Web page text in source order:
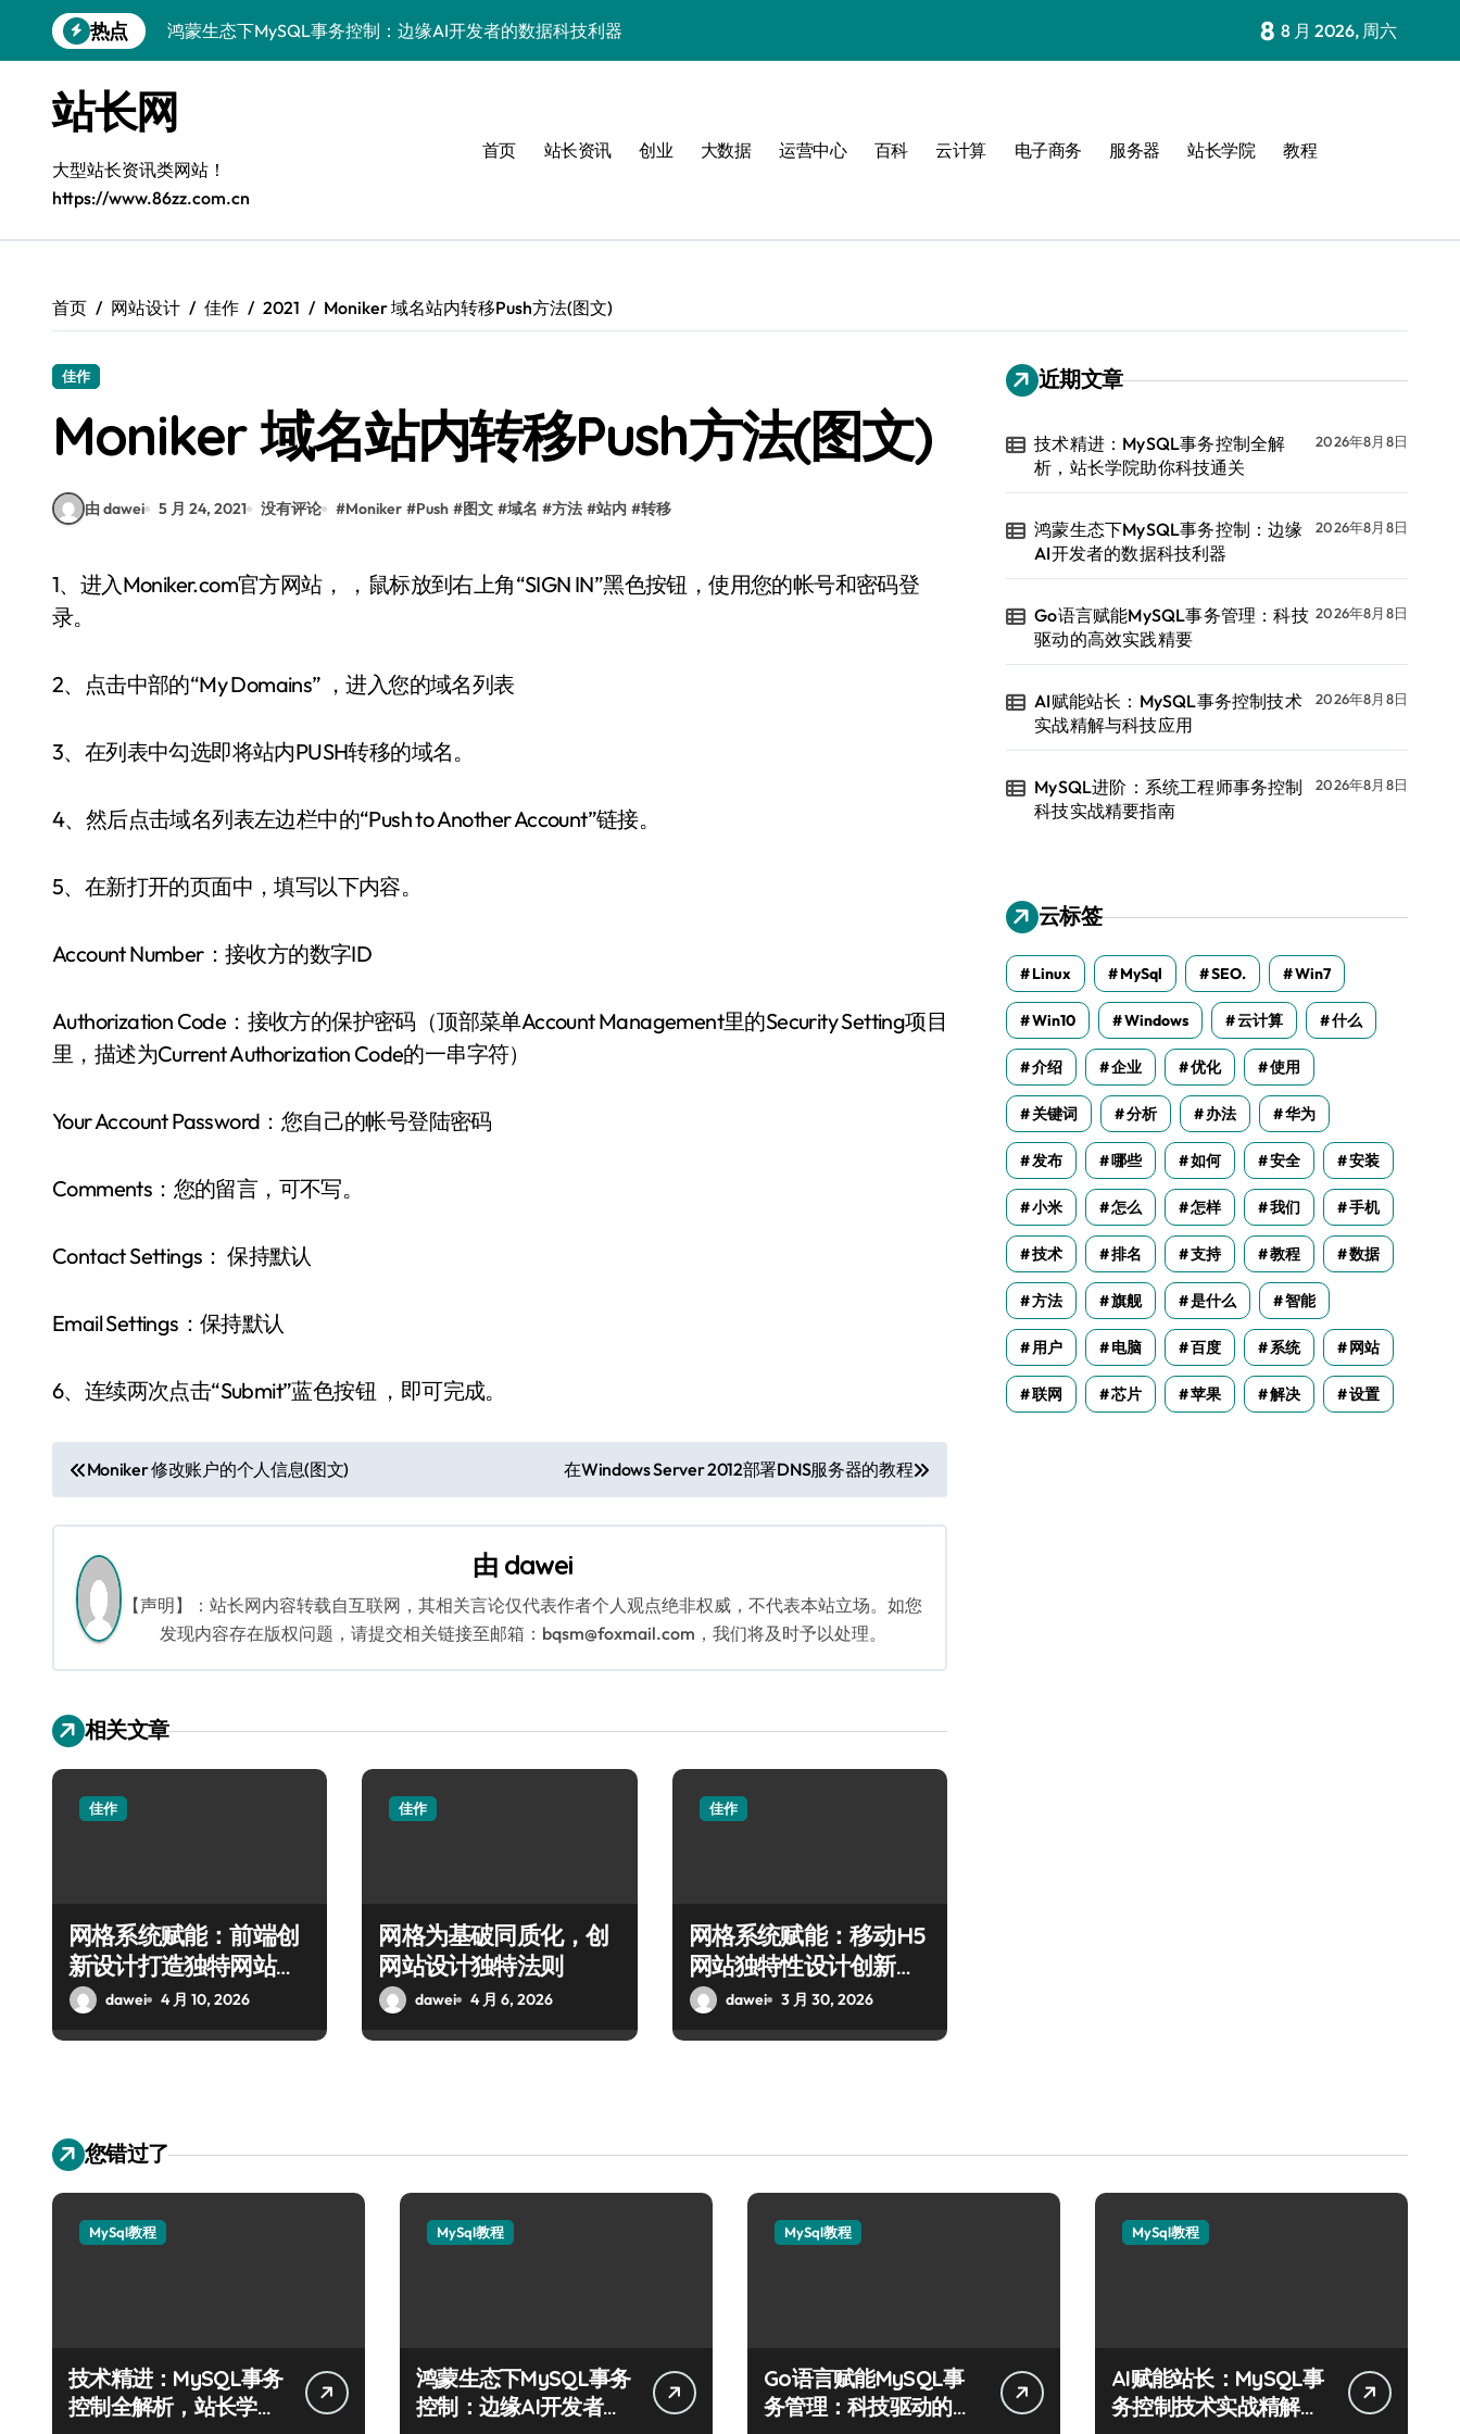
到
热点
鸿蒙生态下MySQL事务控制：边缘AI开发者的数据科技利器
AI赋能站长：MySQL事务控制技术实战精解与科技应用
MySQL进阶：系统工程师事务控制科技实战精要指南
VR开发进阶：MySQL事务控制精析与科技实战赋能方案
MySQL事务处理：科技赋能下的高效控制策略深度解析
站长学院：MySQL事务实战揭秘，解锁科技运维新技能！
技术精进：MySQL事务控制全解析，站长学院助你科技通关
8 8 月 2026, 周六
站长网
大型站长资讯类网站！
https://www.86zz.com.cn
首页 站长资讯 创业 大数据 运营中心 百科 云计算 电子商务 服务器 站长学院 教程
首页 网站设计 佳作 2021 Moniker 域名站内转移Push方法(图文)
佳作
Moniker 域名站内转移Push方法(图文)
由 dawei 5 月 24, 2021 没有评论 #Moniker #Push #图文 #域名 #方法 #站内 #转移
1、进入Moniker.com官方网站， ，鼠标放到右上角“SIGN IN”黑色按钮，使用您的帐号和密码登
录。
2、点击中部的“My Domains” ，进入您的域名列表
3、在列表中勾选即将站内PUSH转移的域名。
4、然后点击域名列表左边栏中的“Push to Another Account”链接。
5、在新打开的页面中，填写以下内容。
Account Number：接收方的数字ID
Authorization Code：接收方的保护密码（顶部菜单Account Management里的Security Setting项目
里，描述为Current Authorization Code的一串字符）
Your Account Password：您自己的帐号登陆密码
Comments：您的留言，可不写。
Contact Settings： 保持默认
Email Settings：保持默认
6、连续两次点击“Submit”蓝色按钮 ，即可完成。
文
章
导
航
Moniker 修改账户的个人信息(图文) 在Windows Server 2012部署DNS服务器的教程
由 dawei
【声明】：站长网内容转载自互联网，其相关言论仅代表作者个人观点绝非权威，不代表本站立场。如您
发现内容存在版权问题，请提交相关链接至邮箱：bqsm@foxmail.com，我们将及时予以处理。
相关文章
佳作
网格系统赋能：前端创
新设计打造独特网站新
实践dawei 4 月 10, 2026
佳作
网格为基破同质化，创
网站设计独特法则
dawei 4 月 6, 2026
佳作
网格系统赋能：移动H5
网站独特性设计创新策
略
dawei 3 月 30, 2026
近期文章
技术精进：MySQL事务控制全解
析，站长学院助你科技通关
2026年8月8日
鸿蒙生态下MySQL事务控制：边缘
AI开发者的数据科技利器
2026年8月8日
Go语言赋能MySQL事务管理：科技
驱动的高效实践精要
2026年8月8日
AI赋能站长：MySQL事务控制技术
实战精解与科技应用
2026年8月8日
MySQL进阶：系统工程师事务控制
科技实战精要指南
2026年8月8日
云标签
Linux MySql SEO. Win7
Win10 Windows 云计算 什么
介绍 企业 优化 使用
关键词 分析 办法 华为
发布 哪些 如何 安全 安装
小米 怎么 怎样 我们 手机
技术 排名 支持 教程 数据
方法 旗舰 是什么 智能
用户 电脑 百度 系统 网站
联网 芯片 苹果 解决 设置
您错过了
MySql教程
技术精进：MySQL事务
控制全解析，站长学院
MySql教程
鸿蒙生态下MySQL事务
控制：边缘AI开发者的
MySql教程
Go语言赋能MySQL事
务管理：科技驱动的高
MySql教程
AI赋能站长：MySQL事
务控制技术实战精解与